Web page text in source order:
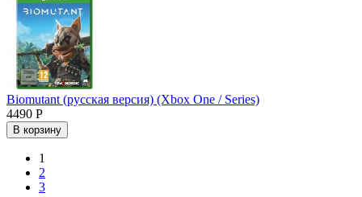
Biomutant (русская версия) (Xbox One / Series)
4490 Р
В корзину
1
2
3